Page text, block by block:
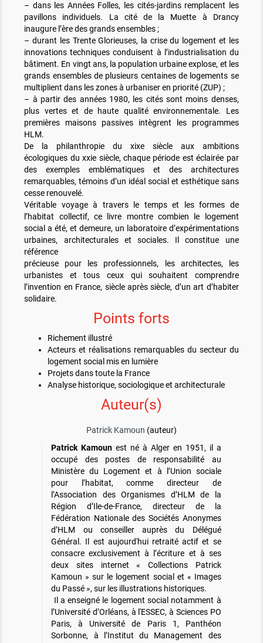
– dans les Années Folles, les cités-jardins remplacent les
pavillons individuels. La cité de la Muette à Drancy
inaugure l’ère des grands ensembles ;
– durant les Trente Glorieuses, la crise du logement et les
innovations techniques conduisent à l’industrialisation du
bâtiment. En vingt ans, la population urbaine explose, et les
grands ensembles de plusieurs centaines de logements se
multiplient dans les zones à urbaniser en priorité (ZUP) ;
– à partir des années 1980, les cités sont moins denses,
plus vertes et de haute qualité environnementale. Les
premières maisons passives intègrent les programmes
HLM.
De la philanthropie du xixe siècle aux ambitions
écologiques du xxie siècle, chaque période est éclairée par
des exemples emblématiques et des architectures
remarquables, témoins d’un idéal social et esthétique sans
cesse renouvelé.
Véritable voyage à travers le temps et les formes de
l’habitat collectif, ce livre montre combien le logement
social a été, et demeure, un laboratoire d’expérimentations
urbaines, architecturales et sociales. Il constitue une
référence
précieuse pour les professionnels, les architectes, les
urbanistes et tous ceux qui souhaitent comprendre
l’invention en France, siècle après siècle, d’un art d’habiter
solidaire.
Points forts
Richement illustré
Acteurs et réalisations remarquables du secteur du
logement social mis en lumière
Projets dans toute la France
Analyse historique, sociologique et architecturale
Auteur(s)
Patrick Kamoun (auteur)
Patrick Kamounest né à Alger en 1951, il a
occupé des postes de responsabilité au
Ministère du Logement et à l’Union sociale
pour l’habitat, comme directeur de
l’Association des Organismes d’HLM de la
Région d’Ile-de-France, directeur de la
Fédération Nationale des Sociétés Anonymes
d’HLM ou conseiller auprès du Délégué
Général. Il est aujourd'hui retraité actif et se
consacre exclusivement à l’écriture et à ses
deux sites internet « Collections Patrick
Kamoun » sur le logement social et « Images
du Passé », sur les illustrations historiques.
Il a enseigné le logement social notamment à
l’Université d’Orléans, à l'ESSEC, à Sciences PO
Paris, à Université de Paris 1, Panthéon
Sorbonne, à l’Institut du Management des